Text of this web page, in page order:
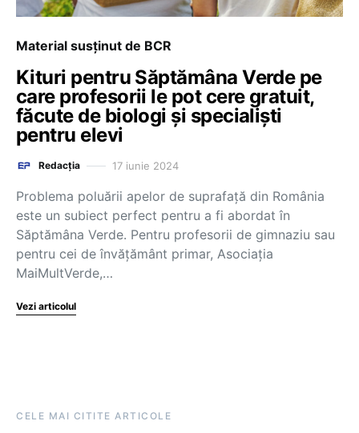
Material susținut de BCR
Kituri pentru Săptămâna Verde pe
care profesorii le pot cere gratuit,
făcute de biologi și specialiști
pentru elevi
Redacția 17 iunie 2024
Problema poluării apelor de suprafață din România
este un subiect perfect pentru a fi abordat în
Săptămâna Verde. Pentru profesorii de gimnaziu sau
pentru cei de învățământ primar, Asociația
MaiMultVerde,…
Vezi articolul
CELE MAI CITITE ARTICOLE